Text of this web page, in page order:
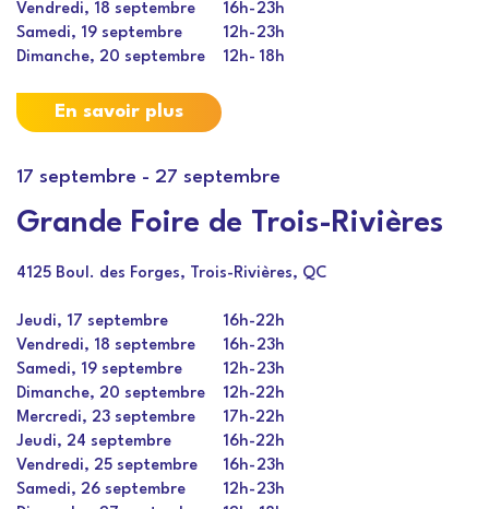
Vendredi, 18 septembre
16h-23h
Samedi, 19 septembre
12h-23h
Dimanche, 20 septembre
12h- 18h
En savoir plus
17 septembre - 27 septembre
Grande Foire de Trois-Rivières
4125 Boul. des Forges, Trois-Rivières, QC
Jeudi, 17 septembre 16h-22h
Vendredi, 18 septembre
16h-23h
Samedi, 19 septembre
12h-23h
Dimanche, 20 septembre
12h-22h
Mercredi, 23 septembre
17h-22h
Jeudi, 24 septembre
16h-22h
Vendredi, 25 septembre
16h-23h
Samedi, 26 septembre
12h-23h